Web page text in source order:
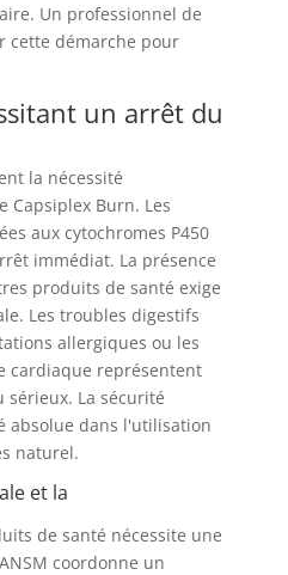
Un professionnel de
cette démarche pour
un arrêt du
la nécessité
Burn. Les
aux cytochromes P450
immédiat. La présence
produits de santé exige
Les troubles digestifs
allergiques ou les
cardiaque représentent
La sécurité
absolue dans l'utilisation
naturel.
et la
de santé nécessite une
coordonne un